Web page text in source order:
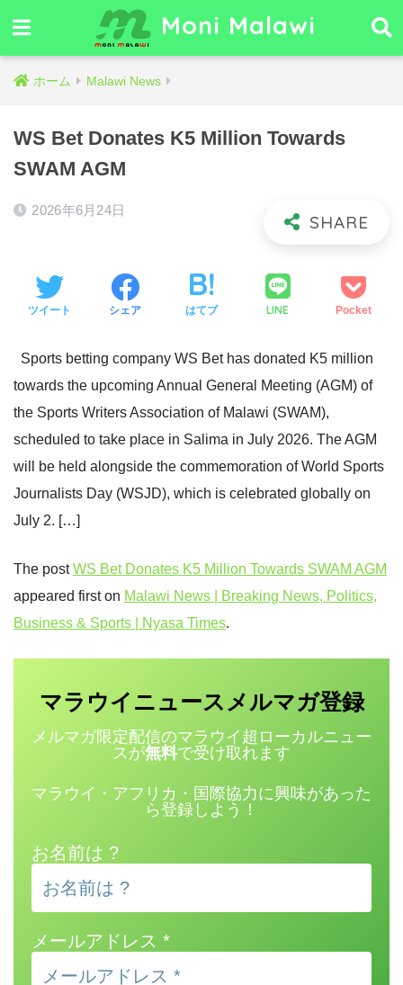
Moni Malawi
ホーム Malawi News
WS Bet Donates K5 Million Towards
SWAM AGM
2026年6月24日
ツイート シェア はてブ LINE Pocket
Sports betting company WS Bet has donated K5 million
towards the upcoming Annual General Meeting (AGM) of
the Sports Writers Association of Malawi (SWAM),
scheduled to take place in Salima in July 2026. The AGM
will be held alongside the commemoration of World Sports
Journalists Day (WSJD), which is celebrated globally on
July 2. […]
The postWS Bet Donates K5 Million Towards SWAM AGM
appeared first on Malawi News | Breaking News, Politics,
Business & Sports | Nyasa Times.
マラウイニュース メルマガ登録
メルマガ限定配信のマラウイ超ローカルニュー
スが無料で受け取れます
マラウイ・アフリカ・国際協力に興味があった
ら登録しよう！
お名前は ?
メールアドレス *